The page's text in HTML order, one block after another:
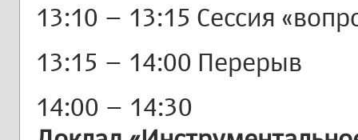
13:10 – 13:15 Сессия
13:15 – 14:00 Перерыв
14:00 – 14:30